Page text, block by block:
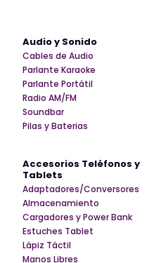
Audio y Sonido
Cables de Audio
Parlante Karaoke
Parlante Portátil
Radio AM/FM
Soundbar
Pilas y Baterias
Accesorios Teléfonos y
Tablets
Adaptadores/Conversores
Almacenamiento
Cargadores y Power Bank
Estuches Tablet
Lápiz Táctil
Manos Libres